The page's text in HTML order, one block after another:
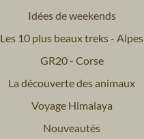
Idées de weekends
Les 10 plus beaux treks - Alpes
GR20 - Corse
La découverte des animaux
Voyage Himalaya
Nouveautés